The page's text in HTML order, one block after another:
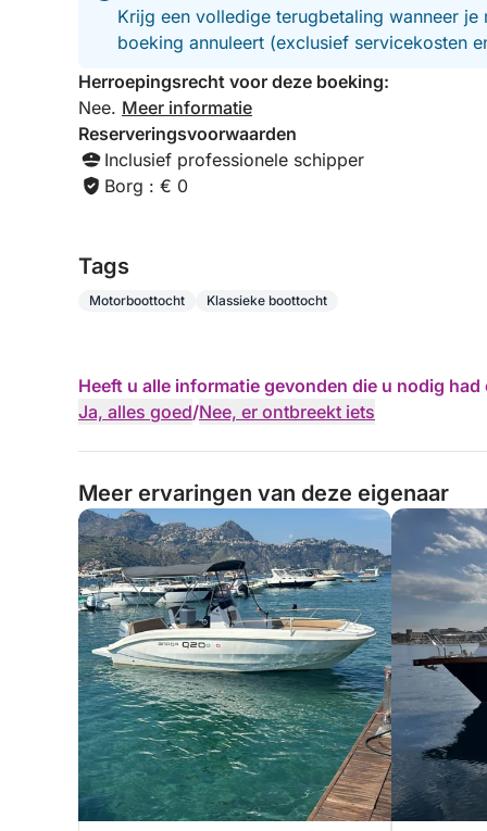
Krijg een volledige terugbetaling wanneer
boeking annuleert (exclusief servicekosten
Herroepingsrecht voor deze boeking:
Nee. Meer informatie
Reserveringsvoorwaarden
Inclusief professionele schipper
Borg : € 0
Tags
Motorboottocht Klassieke boottocht
Heeft u alle informatie gevonden die u nodig had
Ja, alles goed/Nee, er ontbreekt iets
Meer ervaringen van deze eigenaar